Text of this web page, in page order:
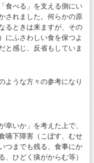
食べる」を支える側にい
されました。何らかの原
るときは来ますが、その
にふさわしい食を保つよ
と感じ、反省もしていま
ような方々の参考になり
いか」を考えた上で、
嚥下障害（こぼす、むせ
つまでも残る、食事にか
ひどく痰がからむ等）